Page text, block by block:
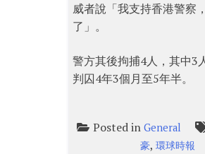
威者說「我支持香港警察
了」。
警方其後拘捕4人，其中3
判囚4年3個月至5年半。
Posted in General
豪,環球時報